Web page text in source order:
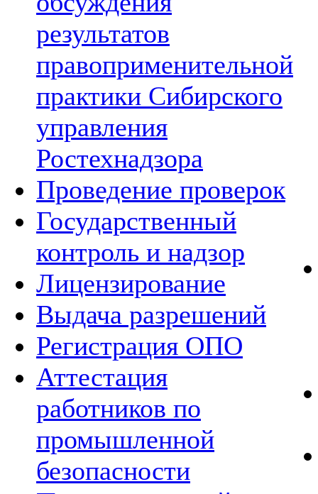
результатов
правоприменительной
практики Сибирского
управления
Ростехнадзора
Проведение проверок
Государственный
контроль и надзор
Лицензирование
Выдача разрешений
Регистрация ОПО
Аттестация
работников по
промышленной
безопасности